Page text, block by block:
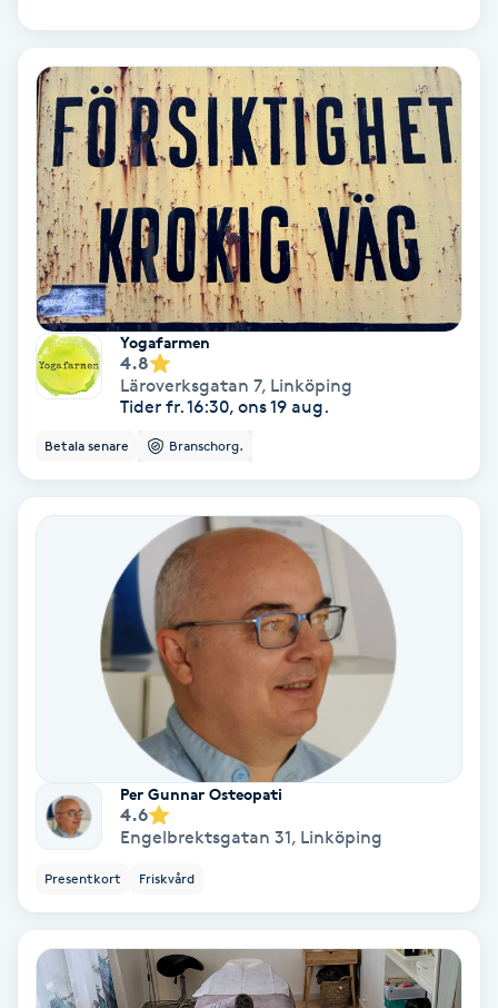
Manikyr & Pedikyr
Massage
Medial vägledning
Medicinsk massage
Meditation
Medium
Megavolymfransar
Mesoterapi
Microshading
Nagelförlängning
Nagelförlängning akryl
Nagelförlängning glasfiber
Yogafarmen
4.8
Läroverksgatan 7, Linköping
Tider fr. 16:30, ons 19 aug.
Betala senare Branschorg.
Per Gunnar Osteopati
4.6
Engelbrektsgatan 31, Linköping
Presentkort Friskvård